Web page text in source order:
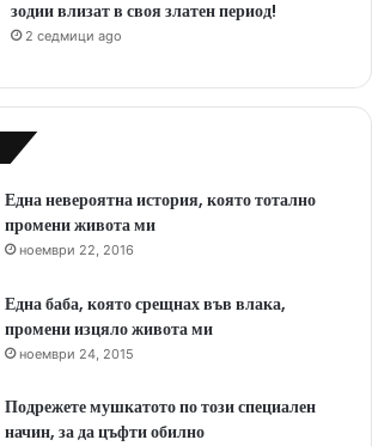
зодии влизат в своя златен период!
2 седмици ago
Една невероятна история, която тотално
промени живота ми
ноември 22, 2016
Една баба, която срещнах във влака,
промени изцяло живота ми
ноември 24, 2015
Подрежете мушкатото по този специален
начин, за да цъфти обилно